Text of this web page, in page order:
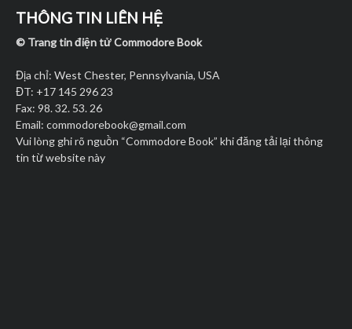
THÔNG TIN LIÊN HỆ
© Trang tin điện tử Commodore Book
Địa chỉ: West Chester, Pennsylvania, USA
ĐT: +17 145 296 23
Fax: 98. 32. 53. 26
Email: commodorebook@gmail.com
Vui lòng ghi rõ nguồn “Commodore Book” khi đăng tải lại thông
tin từ website này